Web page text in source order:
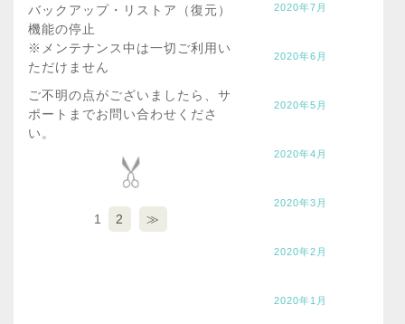
バックアップ・リストア（復元）
機能の停止
※メンテナンス中は一切ご利用い
ただけません
ご不明の点がございましたら、サ
ポートまでお問い合わせくださ
い。
1 2 ≫
2020年7月
2020年6月
2020年5月
2020年4月
2020年3月
2020年2月
2020年1月